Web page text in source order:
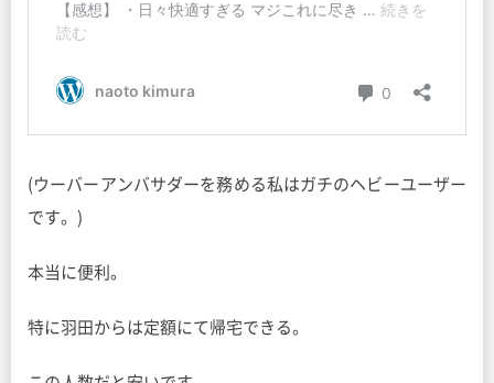
(ウーバーアンバサダーを務める私はガチのヘビーユーザー
です。)
本当に便利。
特に羽田からは定額にて帰宅できる。